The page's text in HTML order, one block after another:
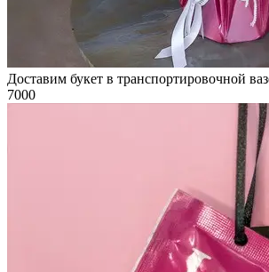
Доставим букет в транспортировочной
7000